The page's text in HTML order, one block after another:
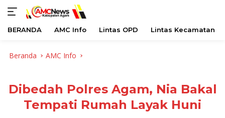
BERANDA AMC Info Lintas OPD Lintas Kecamatan
Beranda AMC Info
Dibedah Polres Agam, Nia Bakal
Tempati Rumah Layak Huni